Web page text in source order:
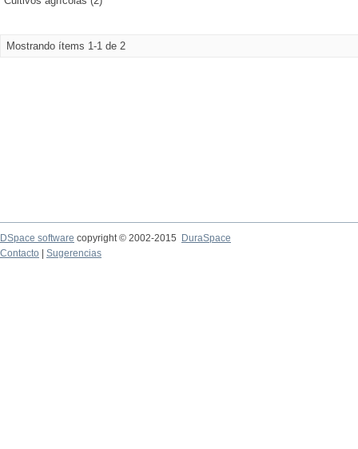
Mostrando ítems 1-1 de 2
DSpace software copyright © 2002-2015
DuraSpace
Contacto
Sugerencias